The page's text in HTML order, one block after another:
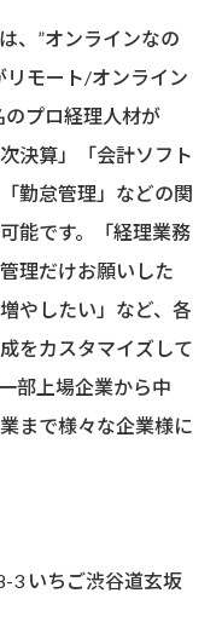
、”オンラインなの
リモート/オンライン
のプロ経理人材が
決算」「会計ソフト
勤怠管理」などの関
能です。「経理業務
理だけお願いした
やしたい」など、各
をカスタマイズして
部上場企業から中
まで様々な企業様に
いちご渋谷道玄坂